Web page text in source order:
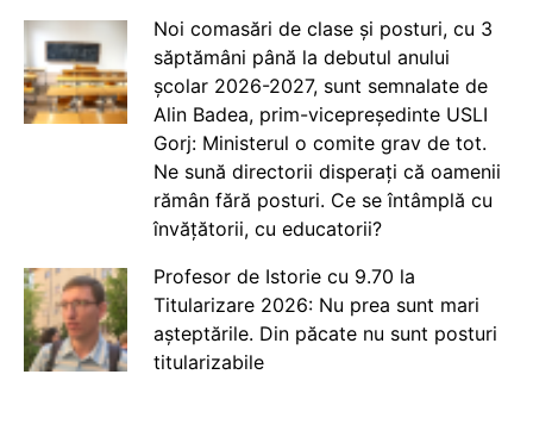
Noi comasări de clase și posturi, cu 3
săptămâni până la debutul anului
școlar 2026-2027, sunt semnalate de
Alin Badea, prim-vicepreședinte USLI
Gorj: Ministerul o comite grav de tot.
Ne sună directorii disperați că oamenii
rămân fără posturi. Ce se întâmplă cu
învățătorii, cu educatorii?
Profesor de Istorie cu 9.70 la
Titularizare 2026: Nu prea sunt mari
așteptările. Din păcate nu sunt posturi
titularizabile